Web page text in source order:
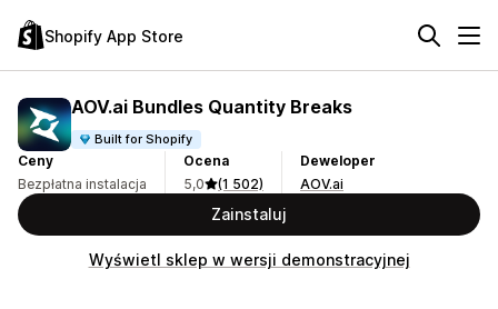
Shopify App Store
AOV.ai Bundles Quantity Breaks
Built for Shopify
Ceny
Bezpłatna instalacja
Ocena
5,0
(1 502)
Deweloper
AOV.ai
Zainstaluj
Wyświetl sklep w wersji demonstracyjnej